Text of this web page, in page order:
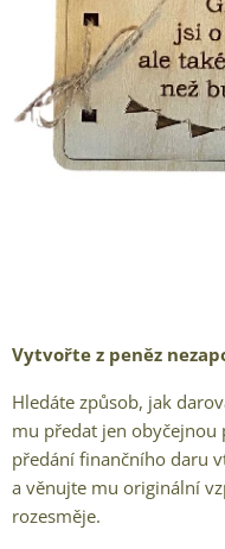
Vytvořte z peněz
Hledáte způsob, jak
mu předat jen obyčejnou
předání finančního daru
a věnujte mu originální
rozesměje.